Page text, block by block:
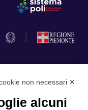
non necessari ✕
alcuni